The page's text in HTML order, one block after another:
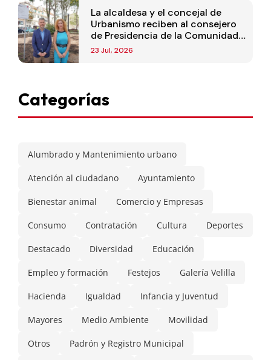
La alcaldesa y el concejal de
Urbanismo reciben al consejero
de Presidencia de la Comunidad
de Madrid
23 Jul, 2026
Categorías
Alumbrado y Mantenimiento urbano
Atención al ciudadano Ayuntamiento
Bienestar animal Comercio y Empresas
Consumo Contratación Cultura Deportes
Destacado Diversidad Educación
Empleo y formación Festejos Galería Velilla
Hacienda Igualdad Infancia y Juventud
Mayores Medio Ambiente Movilidad
Otros Padrón y Registro Municipal